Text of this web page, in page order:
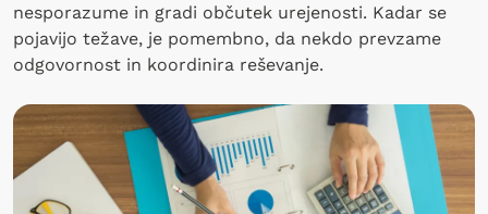
nesporazume in gradi občutek urejenosti. Kadar se
pojavijo težave, je pomembno, da nekdo prevzame
odgovornost in koordinira reševanje.